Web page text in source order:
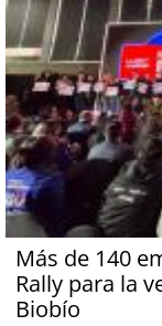
Más de 140
Rally para la
Biobío